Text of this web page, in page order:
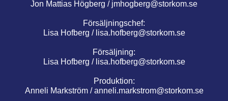
Jon Mattias Högberg / jmhogberg@storkom.se
Försäljningschef:
Lisa Hofberg / lisa.hofberg@storkom.se
Försäljning:
Lisa Hofberg / lisa.hofberg@storkom.se
Produktion:
Anneli Markström /anneli.markstrom@storkom.se